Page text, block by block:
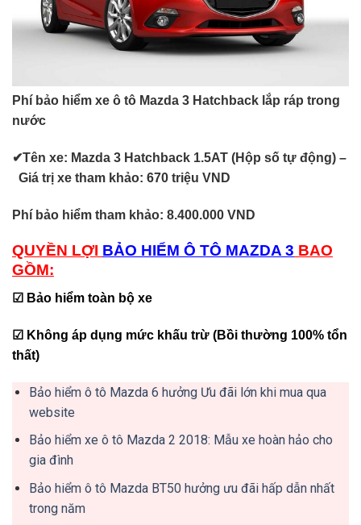
Phí bảo hiểm xe ô tô Mazda 3 Hatchback lắp ráp trong
nước
✔Tên xe: Mazda 3 Hatchback 1.5AT (Hộp số tự động) –
Giá trị xe tham khảo: 670 triệu VND
Phí bảo hiểm tham khảo: 8.400.000 VND
QUYỀN LỢI BẢO HIỂM Ô TÔ MAZDA 3 BAO
GỒM:
☑ Bảo hiểm toàn bộ xe
☑ Không áp d ụng mức khấu trừ (Bồi thường 100% tổn
thất)
Bảo hiểm ô tô Mazda 6 hưởng Ưu đãi lớn khi mua qua
website
Bảo hiểm xe ô tô Mazda 2 2018: Mẫu xe hoàn hảo cho
gia đình
Bảo hiểm ô tô Mazda BT50 hưởng ưu đãi hấp dẫn nhất
trong năm